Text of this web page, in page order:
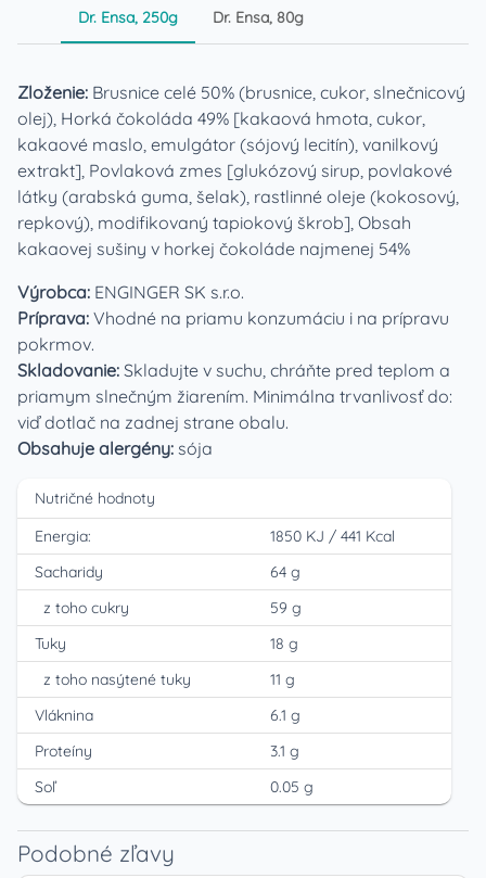
Dr. Ensa, 250g Dr. Ensa, 80g
Zloženie: Brusnice celé 50% (brusnice, cukor, slnečnicový
olej), Horká čokoláda 49% [kakaová hmota, cukor,
kakaové maslo, emulgátor (sójový lecitín), vanilkový
extrakt], Povlaková zmes [glukózový sirup, povlakové
látky (arabská guma, šelak), rastlinné oleje (kokosový,
repkový), modifikovaný tapiokový škrob], Obsah
kakaovej sušiny v horkej čokoláde najmenej 54%
Výrobca: ENGINGER SK s.r.o.
Príprava: Vhodné na priamu konzumáciu i na prípravu
pokrmov.
Skladovanie: Skladujte v suchu, chráňte pred teplom a
priamym slnečným žiarením. Minimálna trvanlivosť do:
viď dotlač na zadnej strane obalu.
Obsahuje alergény: sója
Nutričné hodnoty
Energia:
1850 KJ / 441 Kcal
Sacharidy
64 g
z toho cukry
59 g
Tuky
18 g
z toho nasýtené tuky
11 g
Vláknina
6.1 g
Proteíny
3.1 g
Soľ
0.05 g
Podobné zľavy